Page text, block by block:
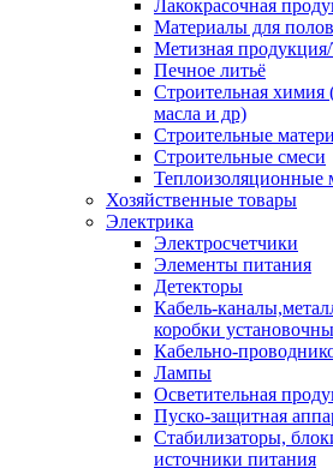
Лакокрасочная
Материалы для
Метизная
Печное литьё
Строительная химия
масла и др)
Строительные
Строительные смеси
Теплоизоляционные
Хозяйственные товары
Электрика
Электросчетчики
Элементы питания
Детекторы
Кабель-
коробки
Кабельно-
Лампы
Осветительная
Пуско-защитная
Стабилизаторы,
источники питания